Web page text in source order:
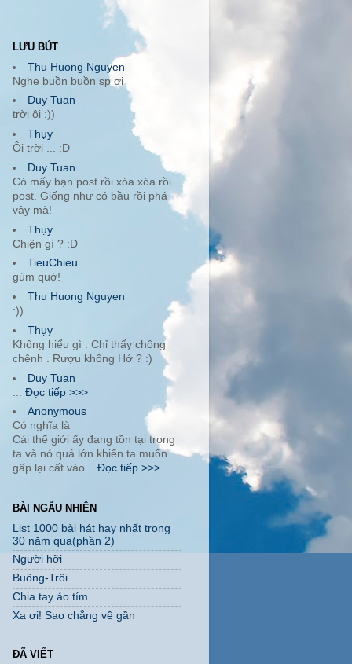
LƯU BÚT
Thu Huong Nguyen
Nghe buồn buồn sp ơi
Duy Tuan
trời ôi :))
Thụy
Ôi trời ... :D
Duy Tuan
Có mấy bạn post rồi xóa xóa rồi
post. Giống như có bầu rồi phá
vậy mà!
Thụy
Chiện gì ? :D
TieuChieu
gúm quớ!
Thu Huong Nguyen
:))
Thụy
Không hiểu gì . Chỉ thấy chông
chênh . Rượu không Hớ ? :)
Duy Tuan
Đọc tiếp >>>
Anonymous
Có nghĩa là
Cái thế giới ấy đang tồn tại trong
ta và nó quá lớn khiến ta muốn
gấp lại cất vào... Đọc tiếp >>>
BÀI NGẪU NHIÊN
List 1000 bài hát hay nhất trong
30 năm qua(phần 2)
Người hỡi
Buông-Trôi
Chia tay áo tím
Xa ơi! Sao chẳng về gần
ĐÃ VIẾT